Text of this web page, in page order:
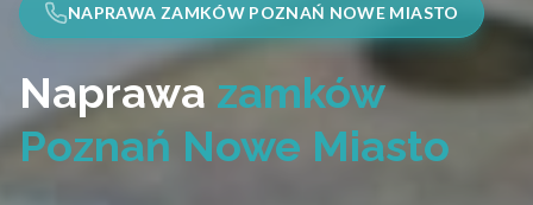
NAPRAWA ZAMKÓW POZNAŃ NOWE MIASTO
Naprawa zamków
Poznań Nowe Miasto